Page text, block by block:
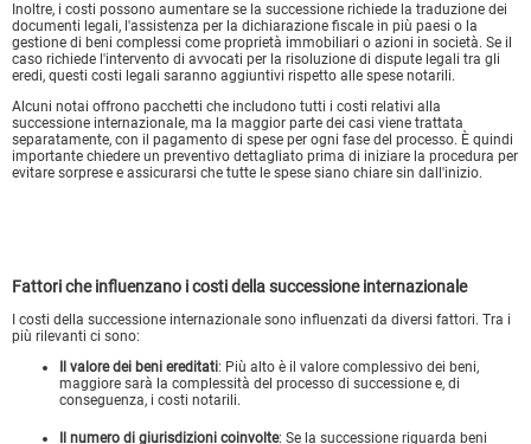
Inoltre, i costi possono aumentare se la successione richiede la traduzione dei
documenti legali, l'assistenza per la dichiarazione fiscale in più paesi o la
gestione di beni complessi come proprietà immobiliari o azioni in società. Se il
caso richiede l'intervento di avvocati per la risoluzione di dispute legali tra gli
eredi, questi costi legali saranno aggiuntivi rispetto alle spese notarili.
Alcuni notai offrono pacchetti che includono tutti i costi relativi alla
successione internazionale, ma la maggior parte dei casi viene trattata
separatamente, con il pagamento di spese per ogni fase del processo. È quindi
importante chiedere un preventivo dettagliato prima di iniziare la procedura per
evitare sorprese e assicurarsi che tutte le spese siano chiare sin dall'inizio.
Fattori che influenzano i costi della successione internazionale
I costi della successione internazionale sono influenzati da diversi fattori. Tra i
più rilevanti ci sono:
Il valore dei beni ereditati: Più alto è il valore complessivo dei beni,
maggiore sarà la complessità del processo di successione e, di
conseguenza, i costi notarili.
Il numero di giurisdizioni coinvolte: Se la successione riguarda beni